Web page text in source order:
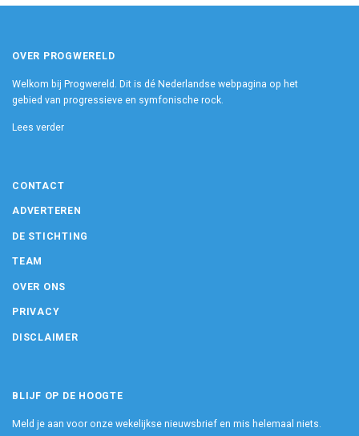
OVER PROGWERELD
Welkom bij Progwereld. Dit is dé Nederlandse webpagina op het
gebied van progressieve en symfonische rock.
Lees verder
CONTACT
ADVERTEREN
DE STICHTING
TEAM
OVER ONS
PRIVACY
DISCLAIMER
BLIJF OP DE HOOGTE
Meld je aan voor onze wekelijkse nieuwsbrief en mis helemaal niets.